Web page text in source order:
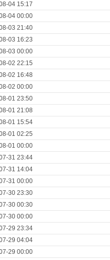
04 15:17
04 00:00
03 21:40
03 16:23
03 00:00
02 22:15
02 16:48
02 00:00
01 23:50
01 21:08
01 15:54
01 02:25
01 00:00
31 23:44
31 14:04
31 00:00
30 23:30
30 00:30
30 00:00
29 23:34
29 04:04
29 00:00